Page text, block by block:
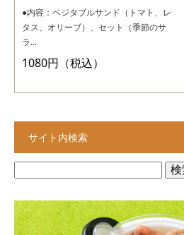
●内容：ベジタブルサンド（トマト、レ
タス、オリーブ）、セット（季節のサ
ラ...
1080円（税込）
サイト内検索